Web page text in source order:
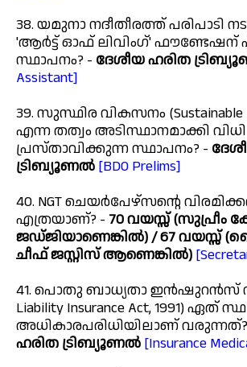
38. യമുനാ നദീതീരത്ത് പരിപാടി
'ആർട്ട് ഓഫ് ലിവിംഗ്' ഫൗണ്ടേഷന്
സ്ഥാപനം? - ദേശീയ ഹരിത
Assistant]
39. സുസ്ഥിര വികസനം (Sustainable
എന്ന തത്വം അടിസ്ഥാനമാക്കി വിധി
പ്രസ്താവിക്കുന്ന സ്ഥാപനം? -
ട്രിബ്യൂണൽ [BDO Prelims]
40. NGT ചെയർപേഴ്സന്റെ
എത്രയാണ്? - 70 വയസ്സ് (സുപ്രീം
ജഡ്ജിയാണെങ്കിൽ) / 67 വയസ്സ്
ചീഫ് ജസ്റ്റിസ് ആണെങ്കിൽ)
41. പൊതു ബാധ്യതാ ഇൻഷുറൻസ്
Liability Insurance Act, 1991) ഏത്
അധികാരപരിധിയിലാണ്
ഹരിത ട്രിബ്യൂണൽ [Insurance